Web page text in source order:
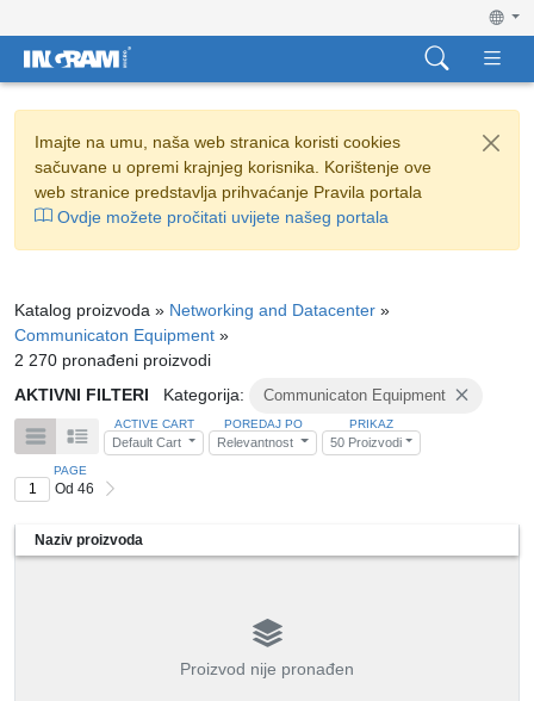
Imajte na umu, naša web stranica koristi cookies
sačuvane u opremi krajnjeg korisnika. Korištenje ove
web stranice predstavlja prihvaćanje Pravila portala
Ovdje možete pročitati uvijete našeg portala
Katalog proizvoda » Networking and Datacenter »
Communicaton Equipment »
2 270 pronađeni proizvodi
AKTIVNI FILTERI
Kategorija: Communicaton Equipment
ACTIVE CART
Default Cart
POREDAJ PO
Relevantnost
PRIKAZ
50 Proizvodi
PAGE
Od 46
Naziv proizvoda
Proizvod nije pronađen